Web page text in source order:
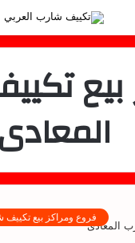
بيع
المعادى
فروع ومراكز بيع